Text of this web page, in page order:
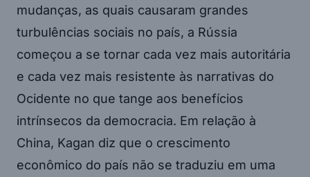
mudanças, as quais causaram grandes
turbulências sociais no país, a Rússia
começou a se tornar cada vez mais autoritária
e cada vez mais resistente às narrativas do
Ocidente no que tange aos benefícios
intrínsecos da democracia. Em relação à
China, Kagan diz que o crescimento
econômico do país não se traduziu em uma